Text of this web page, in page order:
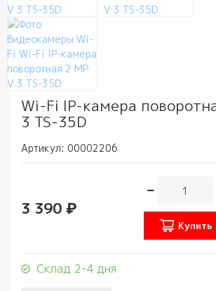
Wi-Fi IP-камера
3 TS-35D
Артикул: 00002206
3 390 ₽
Купить
Склад 2-4 дня